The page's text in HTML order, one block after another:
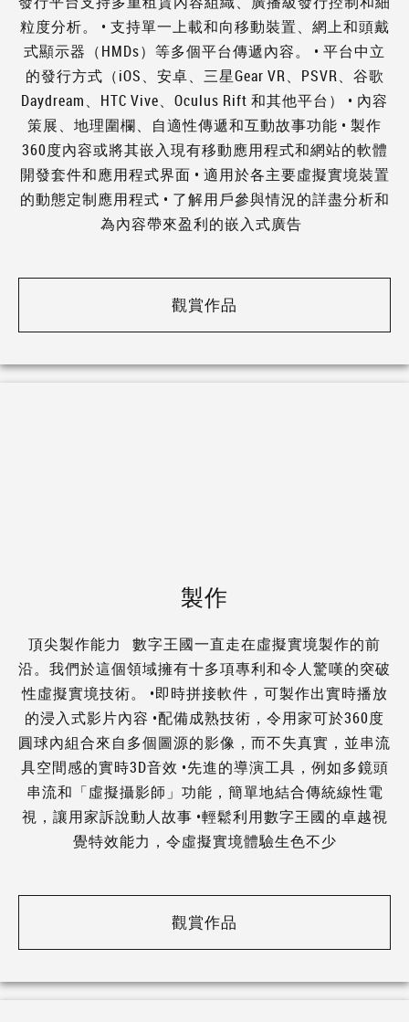
粒度分析。 • 支持單一上載和向移動裝置、網上和頭戴
式顯示器（HMDs）等多個平台傳遞內容。 • 平台中立
的發行方式（iOS、安卓、三星Gear VR、PSVR、谷歌
Daydream、HTC Vive、Oculus Rift 和其他平台） • 內容
策展、地理圍欄、自適性傳遞和互動故事功能 • 製作
360度內容或將其嵌入現有移動應用程式和網站的軟體
開發套件和應用程式界面 • 適用於各主要虛擬實境裝置
的動態定制應用程式 • 了解用戶參與情況的詳盡分析和
為內容帶來盈利的嵌入式廣告
觀賞作品
製作
頂尖製作能力 數字王國一直走在虛擬實境製作的前
沿。我們於這個領域擁有十多項專利和令人驚嘆的突破
性虛擬實境技術。 •即時拼接軟件，可製作出實時播放
的浸入式影片內容 •配備成熟技術，令用家可於360度
圓球內組合來自多個圖源的影像，而不失真實，並串流
具空間感的實時3D音效 •先進的導演工具，例如多鏡頭
串流和「虛擬攝影師」功能，簡單地結合傳統線性電
視，讓用家訴說動人故事 •輕鬆利用數字王國的卓越視
覺特效能力，令虛擬實境體驗生色不少
觀賞作品